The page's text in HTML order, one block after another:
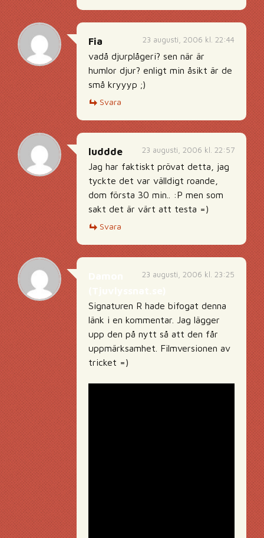
23 augusti, 2006 kl. 22:44
Fia
vadå djurplågeri? sen när är
humlor djur? enligt min åsikt är de
små kryyyp ;)
Svara
23 augusti, 2006 kl. 22:57
luddde
Jag har faktiskt prövat detta, jag
tyckte det var välldigt roande,
dom första 30 min.. :P men som
sakt det är värt att testa =)
Svara
23 augusti, 2006 kl. 23:25
Signaturen R hade bifogat denna
länk i en kommentar. Jag lägger
upp den på nytt så att den får
uppmärksamhet. Filmversionen av
tricket =)